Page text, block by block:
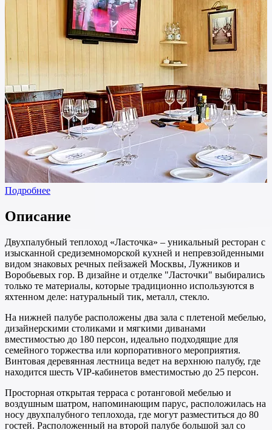
Подробнее
Описание
Двухпалубный теплоход «Ласточка» – уникальный ресторан с
изысканной средиземноморской кухней и непревзойденными
видом знаковых речных пейзажей Москвы, Лужников и
Воробьевых гор. В дизайне и отделке "Ласточки" выбирались
только те материалы, которые традиционно используются в
яхтенном деле: натуральный тик, металл, стекло.
На нижней палубе расположены два зала с плетеной мебелью,
дизайнерскими столиками и мягкими диванами
вместимостью до 180 персон, идеально подходящие для
семейного торжества или корпоративного мероприятия.
Винтовая деревянная лестница ведет на верхнюю палубу, где
находится шесть VIP-кабинетов вместимостью до 25 персон.
Просторная открытая терраса с ротанговой мебелью и
воздушным шатром, напоминающим парус, расположилась на
носу двухпалубного теплохода, где могут разместиться до 80
гостей. Расположенный на второй палубе большой зал со